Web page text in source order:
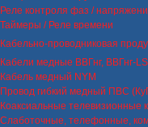
Реле контроля фаз /
Таймеры / Реле времени
Кабельно-проводниковая
Кабели медные ВВГнг, ВВГнг-
Кабель медный NYM
Провод гибкий медный ПВС
Коаксиальные телевизионные
Слаботочные, телефонные,